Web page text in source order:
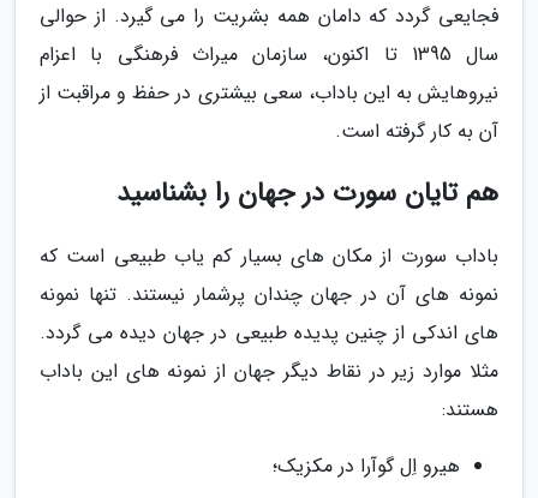
فجایعی گردد که دامان همه بشریت را می گیرد. از حوالی
سال 1395 تا اکنون، سازمان میراث فرهنگی با اعزام
نیروهایش به این باداب، سعی بیشتری در حفظ و مراقبت از
آن به کار گرفته است.
هم تایان سورت در جهان را بشناسید
باداب سورت از مکان های بسیار کم یاب طبیعی است که
نمونه های آن در جهان چندان پرشمار نیستند. تنها نمونه
های اندکی از چنین پدیده طبیعی در جهان دیده می گردد.
مثلا موارد زیر در نقاط دیگر جهان از نمونه های این باداب
هستند:
هیرو اِل گوآرا در مکزیک؛